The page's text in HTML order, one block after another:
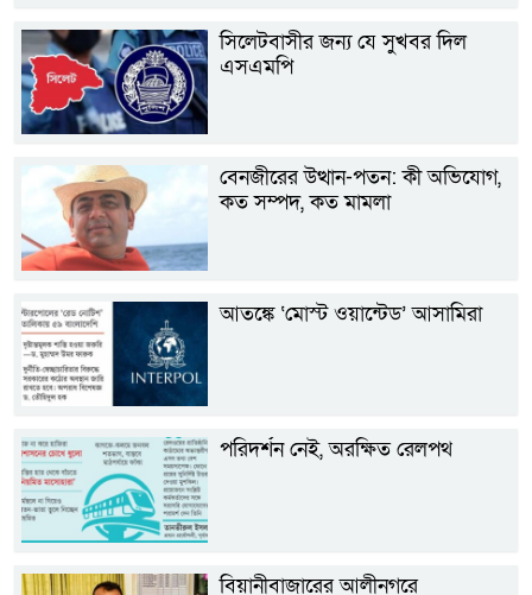
সিলেটবাসীর জন্য যে সুখবর দিল
এসএমপি
বেনজীরের উত্থান-পতন: কী অভিযোগ,
কত সম্পদ, কত মামলা
আতঙ্কে ‘মোস্ট ওয়ান্টেড’ আসামিরা
পরিদর্শন নেই, অরক্ষিত রেলপথ
বিয়ানীবাজারের আলীনগরে